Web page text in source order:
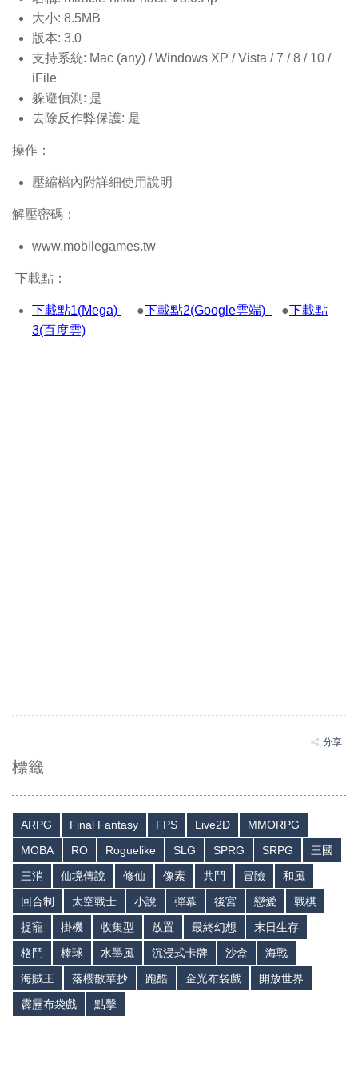
大小: 8.5MB
版本: 3.0
支持系統: Mac (any) / Windows XP / Vista / 7 / 8 / 10 /
iFile
躲避偵測: 是
去除反作弊保護: 是
操作：
壓縮檔內附詳細使用說明
解壓密碼：
www.mobilegames.tw
下載點：
下載點1(Mega) ●下載點2(Google雲端) ●下載點
3(百度雲)
分享
標籤
ARPG Final Fantasy FPS Live2D
MMORPG
MOBA
RO Roguelike SLG SPRG SRPG
三國
三消
仙境傳說 修仙 像素 共鬥 冒險
和風
回合制
太空戰士 小說 彈幕 後宮 戀愛
戰棋
捉寵
掛機 收集型 放置 最終幻想
末日生存
格鬥
棒球 水墨風 沉浸式卡牌 沙盒
海戰
海賊王
落櫻散華抄 跑酷 金光布袋戲
開放世界
霹靂布袋戲
點擊